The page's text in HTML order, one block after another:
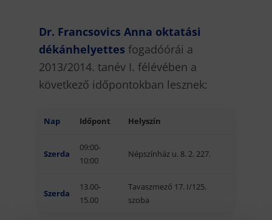
Dr. Francsovics Anna oktatási
dékánhelyettes fogadóórái a
2013/2014. tanév I. félévében a
következő időpontokban lesznek:
Nap Időpont Helyszín
Szerda
09:00-
10:00
Népszínház u. 8. 2. 227.
Szerda
13.00-
15.00
Tavaszmező 17. I/125.
szoba